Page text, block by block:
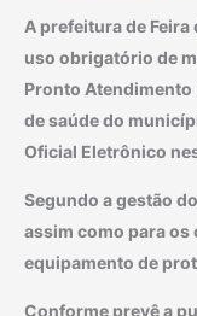
A prefeitura de
uso obrigatório de
Pronto
de saúde do
Oficial Eletrônico
Segundo a gestão
assim como para os
equipamento de
Conforme prevê a